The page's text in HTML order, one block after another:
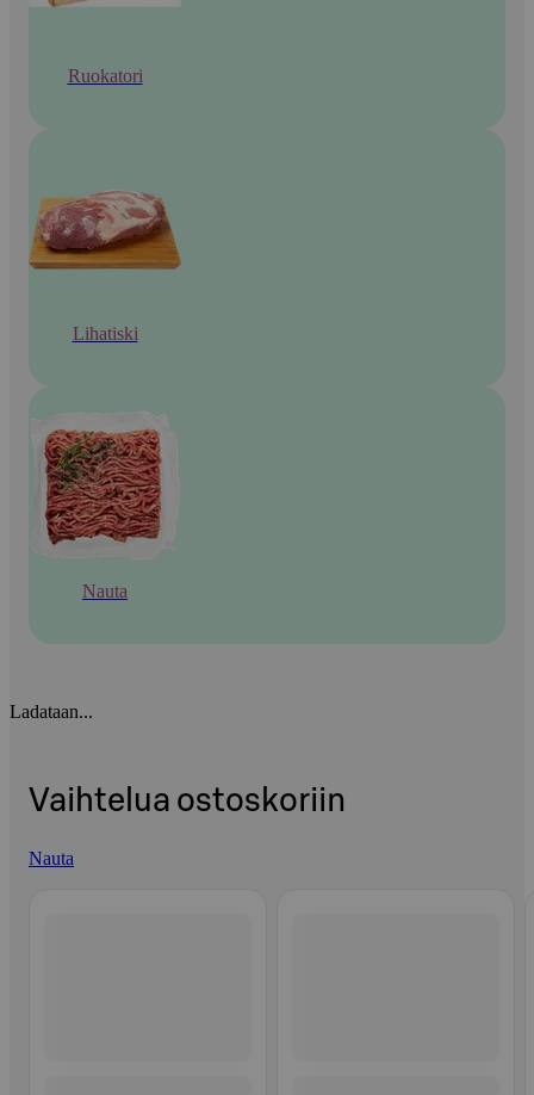
Ruokatori
Lihatiski
Nauta
Ladataan...
Vaihtelua ostoskoriin
Nauta